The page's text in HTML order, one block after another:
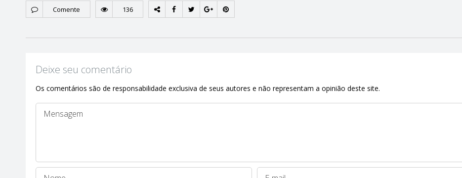
Comente 136
Deixe seu comentário
Os comentários são de responsabilidade exclusiva de seus autores e não representam a opinião deste site.